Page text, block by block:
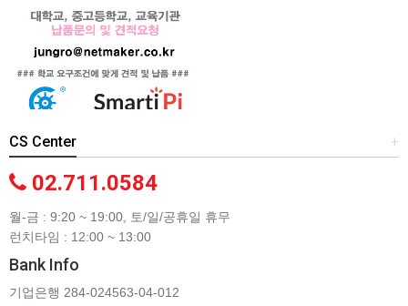
+
CS Center
02.711.0584
월-금 : 9:20 ~ 19:00, 토/일/공휴일 휴무
런치타임 : 12:00 ~ 13:00
Bank Info
기업은행 284-024563-04-012